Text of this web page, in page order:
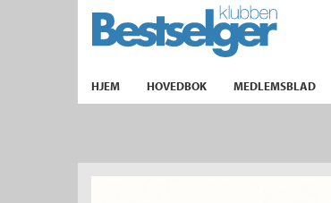
TIL FORSIDEN
HJEM HOVEDBOK MEDLEMSBLAD